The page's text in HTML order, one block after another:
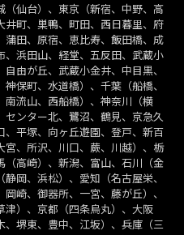
仙台）、東京（新宿、中野、高
町、巣鴨、町田、西日暮里、府
田、原宿、恵比寿、飯田橋、成
浜田山、経堂、五反田、武蔵小
由が丘、武蔵小金井、中目黒、
保町、水道橋）、千葉（船橋、
流山、西船橋）、神奈川（横
ンター北、鷺沼、鶴見、京急久
平塚、向ヶ丘遊園、登戸、新百
、所沢、川口、蕨、川越）、栃
高崎）、新潟、富山、石川（金
岡、浜松）、愛知（名古屋栄、
崎、御器所、一宮、藤が丘）、
）、京都（四条烏丸）、大阪
、堺東、豊中、江坂）、兵庫（三